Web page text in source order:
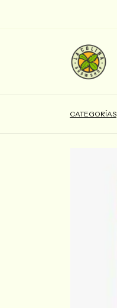
CATEGORÍAS